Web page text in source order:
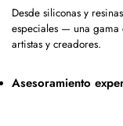
Desde siliconas y
especiales — una gama
artistas y creadores.
Asesoramiento